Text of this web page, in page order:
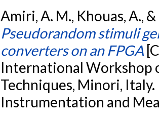
Amiri, A. M., Khouas, A.,
Pseudorandom stimuli
converters on an FPGA
International Workshop
Techniques, Minori, Italy.
Instrumentation and